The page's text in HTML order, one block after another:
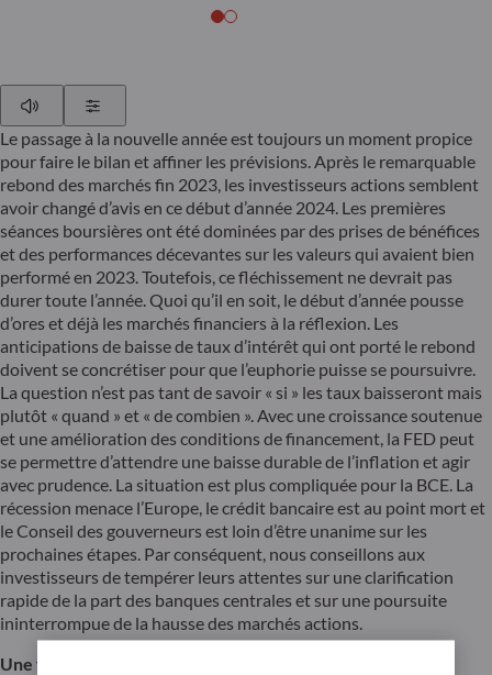
Le passage à la nouvelle année est toujours un moment propice
pour faire le bilan et affiner les prévisions. Après le remarquable
rebond des marchés fin 2023, les investisseurs actions semblent
avoir changé d’avis en ce début d’année 2024. Les premières
séances boursières ont été dominées par des prises de bénéfices
et des performances décevantes sur les valeurs qui avaient bien
performé en 2023. Toutefois, ce fléchissement ne devrait pas
durer toute l’année. Quoi qu’il en soit, le début d’année pousse
d’ores et déjà les marchés financiers à la réflexion. Les
anticipations de baisse de taux d’intérêt qui ont porté le rebond
doivent se concrétiser pour que l’euphorie puisse se poursuivre.
La question n’est pas tant de savoir « si » les taux baisseront mais
plutôt « quand » et « de combien ». Avec une croissance soutenue
et une amélioration des conditions de financement, la FED peut
se permettre d’attendre une baisse durable de l’inflation et agir
avec prudence. La situation est plus compliquée pour la BCE. La
récession menace l’Europe, le crédit bancaire est au point mort et
le Conseil des gouverneurs est loin d’être unanime sur les
prochaines étapes. Par conséquent, nous conseillons aux
investisseurs de tempérer leurs attentes sur une clarification
rapide de la part des banques centrales et sur une poursuite
ininterrompue de la hausse des marchés actions.
Une fin d’année satisfaisante